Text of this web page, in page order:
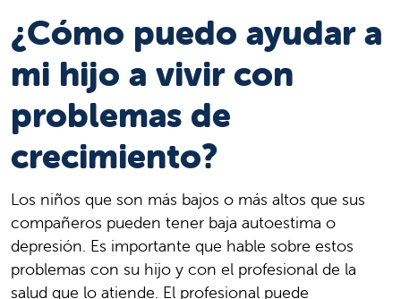
¿Cómo puedo ayudar a
mi hijo a vivir con
problemas de
crecimiento?
Los niños que son más bajos o más altos que sus
compañeros pueden tener baja autoestima o
depresión. Es importante que hable sobre estos
problemas con su hijo y con el profesional de la
salud que lo atiende. El profesional puede